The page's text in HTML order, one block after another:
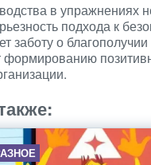
в упражнениях
подхода к
заботу о
формированию